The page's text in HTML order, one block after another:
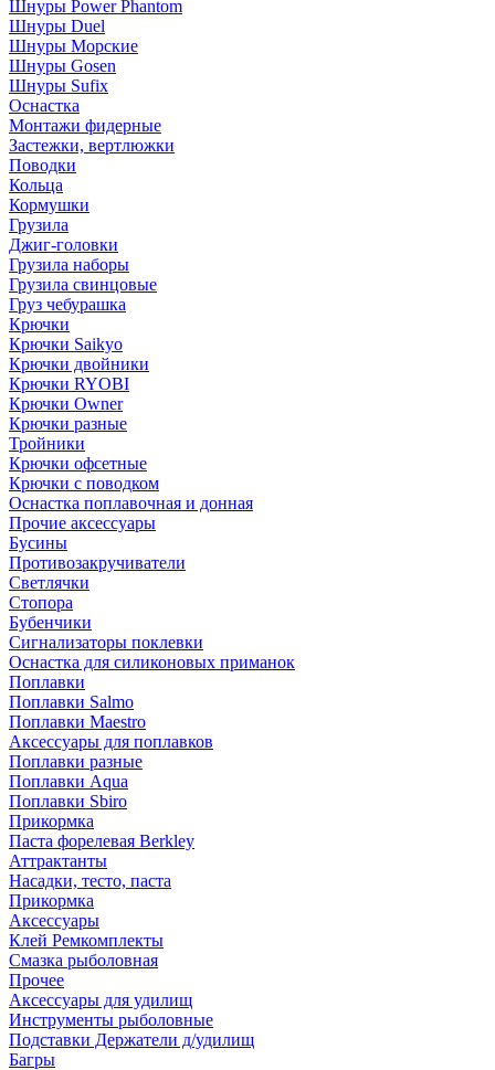
Шнуры Power Phantom
Шнуры Duel
Шнуры Морские
Шнуры Gosen
Шнуры Sufix
Оснастка
Монтажи фидерные
Застежки, вертлюжки
Поводки
Кольца
Кормушки
Грузила
Джиг-головки
Грузила наборы
Грузила свинцовые
Груз чебурашка
Крючки
Крючки Saikyo
Крючки двойники
Крючки RYOBI
Крючки Owner
Крючки разные
Тройники
Крючки офсетные
Крючки с поводком
Оснастка поплавочная и донная
Прочие аксессуары
Бусины
Противозакручиватели
Светлячки
Стопора
Бубенчики
Сигнализаторы поклевки
Оснастка для силиконовых приманок
Поплавки
Поплавки Salmo
Поплавки Maestro
Аксессуары для поплавков
Поплавки разные
Поплавки Aqua
Поплавки Sbiro
Прикормка
Паста форелевая Berkley
Аттрактанты
Насадки, тесто, паста
Прикормка
Аксессуары
Клей Ремкомплекты
Смазка рыболовная
Прочее
Аксессуары для удилищ
Инструменты рыболовные
Подставки Держатели д/удилищ
Багры